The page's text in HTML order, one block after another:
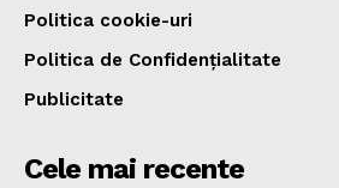
Politica cookie-uri
Politica de Confidențialitate
Publicitate
Cele mai recente